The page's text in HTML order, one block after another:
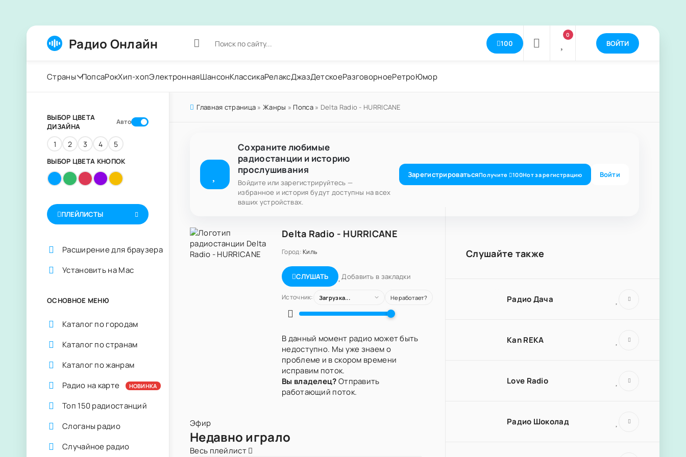
Радио Онлайн 100
0
ВОЙТИ
Страны ПопсаРокХип-хопЭлектроннаяШансонКлассикаРелаксДжазДетскоеРазговорноеРетроЮмор
Главная страница »Жанры » Попса» Delta Radio - HURRICANE
Сохраните любимые
радиостанции и историю
прослушивания
Войдите или зарегистрируйтесь —
избранное и история будут доступны на всех
ваших устройствах.
ЗарегистрироватьсяПолучите 100Нотза регистрацию Войти
Delta Radio - HURRICANE
Город:Киль
СЛУШАТЬ Добавить в закладки
Источник: Загрузка... Не работает?
В данный момент радио может быть
недоступно. Мы уже знаем о
проблеме и в скором времени
исправим поток.
Вы владелец?Отправить
работающий поток.
Эфир
Недавно играло
Весь плейлист
Слушайте также
Радио Дача
Kan REKA
Love Radio
Радио Шоколад
ВЫБОР ЦВЕТА
ДИЗАЙНА
Авто
1 2 3 4 5
ВЫБОР ЦВЕТА КНОПОК
ПЛЕЙЛИСТЫ
Расширение для браузера
Установить на Mac
ОСНОВНОЕ МЕНЮ
Каталог по городам
Каталог по странам
Каталог по жанрам
Радио на карте
НОВИНКА
Топ 150 радиостанций
Слоганы радио
Случайное радио